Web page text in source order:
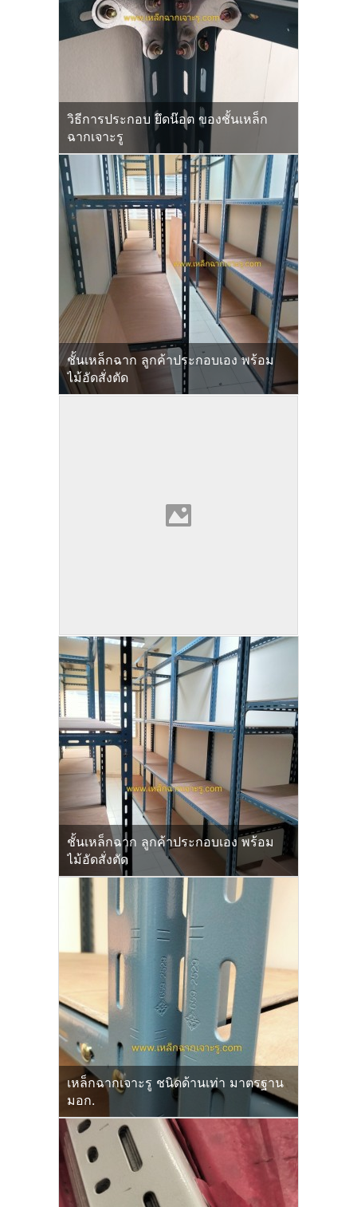
วิธีการประกอบ ยึดน๊อต ของชั้นเหล็ก
ฉากเจาะรู
ชั้นเหล็กฉาก ลูกค้าประกอบเอง พร้อม
ไม้อัดสั่งตัด
ชั้นเหล็กฉาก ลูกค้าประกอบเอง พร้อม
ไม้อัดสั่งตัด
เหล็กฉากเจาะรู ชนิดด้านเท่า มาตรฐาน
มอก.